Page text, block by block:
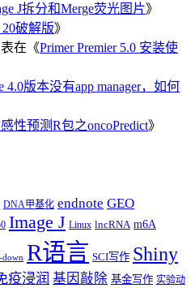
J拆分和Merge荧光图片》
20破解版》
在《Primer Premier 5.0 安装使
4.0版本没有app manager，如何
性预测R包之oncoPredict》
DNA甲基化 endnote GEO
Image J Linux lncRNA m6A
down R语言 SCI写作 Shiny
疫浸润 基因敲除 基金写作 实验动